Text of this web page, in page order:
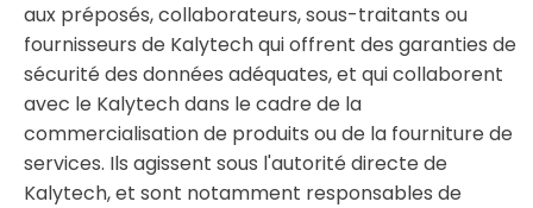
aux préposés, collaborateurs, sous-traitants ou
fournisseurs de Kalytech qui offrent des garanties de
sécurité des données adéquates, et qui collaborent
avec le Kalytech dans le cadre de la
commercialisation de produits ou de la fourniture de
services. Ils agissent sous l'autorité directe de
Kalytech, et sont notamment responsables de